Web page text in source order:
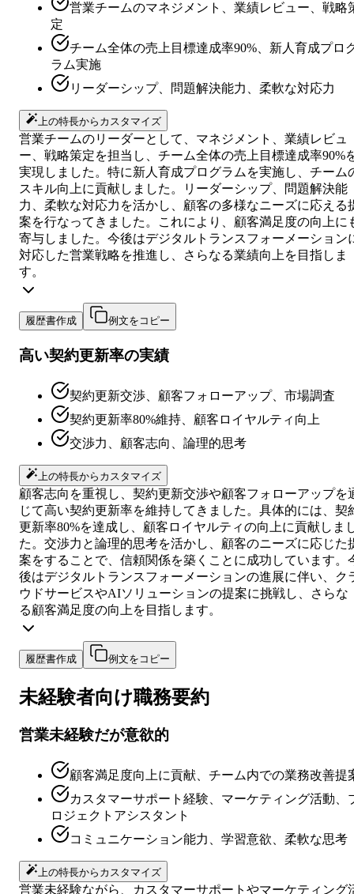
営業チームのマネジメント、業績レビュー、戦略
定
チーム全体の売上目標達成率90%、新人育成プロ
ラム実施
リーダーシップ、問題解決能力、柔軟な対応力
上の特長からカスタマイズ
営業チームのリーダーとして、マネジメント、業績レビュ
ー、戦略策定を担当し、チーム全体の売上目標達成率90%
実現しました。特に新人育成プログラムを実施し、チーム
スキル向上に貢献しました。リーダーシップ、問題解決能
力、柔軟な対応力を活かし、顧客の多様なニーズに応える
案を行なってきました。これにより、顧客満足度の向上に
寄与しました。今後はデジタルトランスフォーメーション
対応した営業戦略を推進し、さらなる業績向上を目指しま
す。
履歴書作成 例文をコピー
高い契約更新率の実績
契約更新交渉、顧客フォローアップ、市場調査
契約更新率80%維持、顧客ロイヤルティ向上
交渉力、顧客志向、論理的思考
上の特長からカスタマイズ
顧客志向を重視し、契約更新交渉や顧客フォローアップを
じて高い契約更新率を維持してきました。具体的には、契
更新率80%を達成し、顧客ロイヤルティの向上に貢献しま
た。交渉力と論理的思考を活かし、顧客のニーズに応じた
案をすることで、信頼関係を築くことに成功しています。
後はデジタルトランスフォーメーションの進展に伴い、ク
ウドサービスやAIソリューションの提案に挑戦し、さらな
る顧客満足度の向上を目指します。
履歴書作成 例文をコピー
未経験者向け職務要約
営業未経験だが意欲的
顧客満足度向上に貢献、チーム内での業務改善提
カスタマーサポート経験、マーケティング活動、
ロジェクトアシスタント
コミュニケーション能力、学習意欲、柔軟な思考
上の特長からカスタマイズ
営業未経験ながら、カスタマーサポートやマーケティング